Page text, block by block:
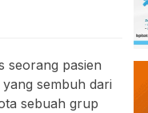
seorang pasien
sembuh dari
sebuah grup